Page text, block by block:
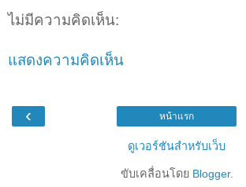
ไม่มีความคิดเห็น:
แสดงความคิดเห็น
‹ หน้าแรก
ดูเวอร์ชันสำหรับเว็บ
ขับเคลื่อนโดย Blogger.